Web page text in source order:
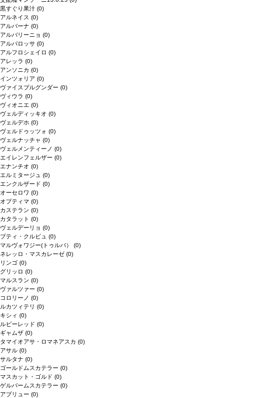
黒すぐり果汁 (0)
アルネイス (0)
アルバーナ (0)
アルバリーニョ (0)
アルバロッサ (0)
アルフロシェイロ (0)
アレッラ (0)
アンソニカ (0)
インツォリア (0)
ヴァイスブルグンダー (0)
ヴィウラ (0)
ヴィオニエ (0)
ヴェルディッキオ (0)
ヴェルデホ (0)
ヴェルドゥッツォ (0)
ヴェルナッチャ (0)
ヴェルメンティーノ (0)
エイレンフェルザー (0)
エナンチオ (0)
エルミタージュ (0)
エンクルザード (0)
オーセロワ (0)
オプティマ (0)
カステラン (0)
カタラット (0)
ヴェルデーリョ (0)
プティ・クルビュ (0)
マルヴォワジー(トゥルバ） (0)
ネレッロ・マスカレーゼ (0)
リンゴ (0)
グリッロ (0)
マルスラン (0)
ヴァルツァー (0)
コロリーノ (0)
ルカツィテリ (0)
キシィ (0)
ルビーレッド (0)
ギャムザ (0)
タマイオアサ・ロマネアスカ (0)
アサル (0)
サルタナ (0)
ゴールドムスカテラー (0)
マスカット・ゴルド (0)
ゲルバームスカテラー (0)
アブリュー (0)